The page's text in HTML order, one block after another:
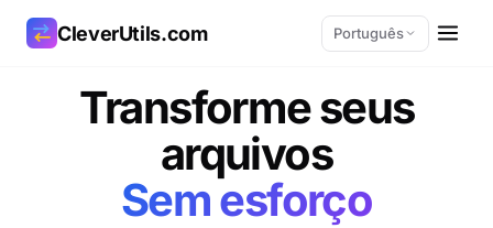
CleverUtils.com Português
Transforme seus
arquivos
Sem esforço
Copiar link